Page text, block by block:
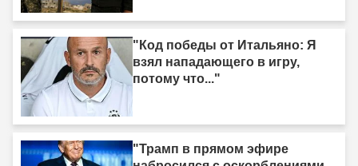
"Код победы от Итальяно: Я
взял нападающего в игру,
потому что..."
"Трамп в прямом эфире